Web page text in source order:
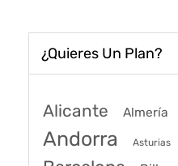
¿Quieres Un Plan?
Alicante Almería
Andorra Asturias